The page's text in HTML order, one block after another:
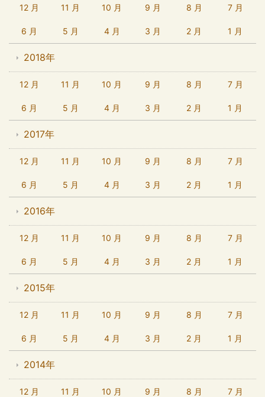
12 月 11 月 10 月 9 月 8 月 7 月
6 月 5 月 4 月 3 月 2 月 1 月
2018年
12 月 11 月 10 月 9 月 8 月 7 月
6 月 5 月 4 月 3 月 2 月 1 月
2017年
12 月 11 月 10 月 9 月 8 月 7 月
6 月 5 月 4 月 3 月 2 月 1 月
2016年
12 月 11 月 10 月 9 月 8 月 7 月
6 月 5 月 4 月 3 月 2 月 1 月
2015年
12 月 11 月 10 月 9 月 8 月 7 月
6 月 5 月 4 月 3 月 2 月 1 月
2014年
12 月 11 月 10 月 9 月 8 月 7 月